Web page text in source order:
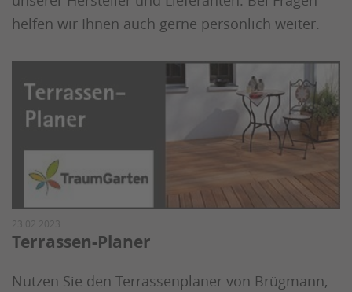
helfen wir Ihnen auch gerne persönlich weiter.
23.02.2023
Terrassen-Planer
Nutzen Sie den Terrassenplaner von Brügmann,